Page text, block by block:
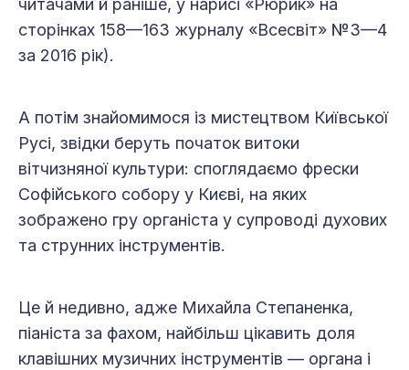
читачами й раніше, у нарисі «Рюрик» на
сторінках 158—163 журналу «Всесвіт» №3—4
за 2016 рік).
А потім знайомимося із мистецтвом Київської
Русі, звідки беруть початок витоки
вітчизняної культури: споглядаємо фрески
Софійського собору у Києві, на яких
зображено гру органіста у супроводі духових
та струнних інструментів.
Це й недивно, адже Михайла Степаненка,
піаніста за фахом, найбільш цікавить доля
клавішних музичних інструментів — органа і